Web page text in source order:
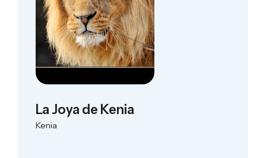
La Joya de Kenia
Kenia